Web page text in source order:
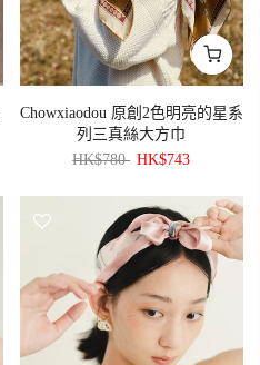
Chowxiaodou 原創2色明亮的星系
列三真絲大方巾
HK$780 HK$743